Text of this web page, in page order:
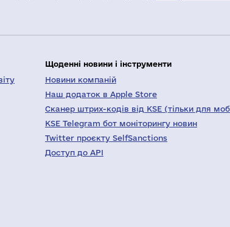
Щоденні новини і інструменти
Новини компаній
Наш додаток в Apple Store
Сканер штрих-кодів від KSE (тільки для
KSE Telegram бот моніторингу новин
Twitter проєкту SelfSanctions
Доступ до API